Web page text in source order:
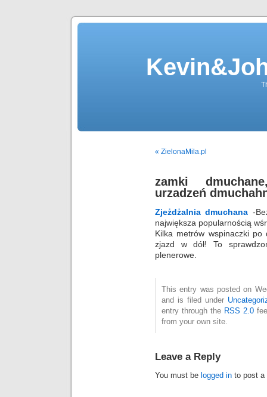
« ZielonaMila.pl
zamki
urzadzeń
Zjeżdżalnia dmuchana -
największa popularnością
Kilka metrów wspinaczki
zjazd w dół! To
plenerowe.
This entry was posted on
and is filed under
entry through the RSS 2.0
from your own site.
Leave a Reply
You must be logged in to post a